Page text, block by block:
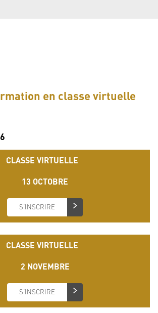
en classe virtuelle
CLASSE VIRTUELLE
13 OCTOBRE
S’INSCRIRE
CLASSE VIRTUELLE
2 NOVEMBRE
S’INSCRIRE